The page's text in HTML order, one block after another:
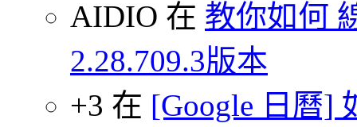
AIDIO 在 教你如何
2.28.709.3版本
+3 在 [Google 日曆]